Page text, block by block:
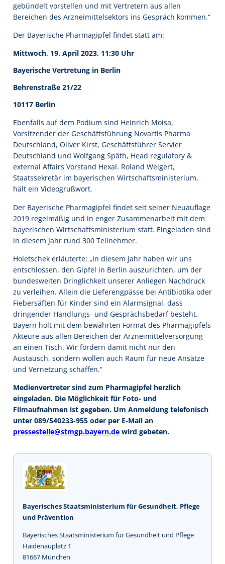
gebündelt vorstellen und mit Vertretern aus allen
Bereichen des Arzneimittelsektors ins Gespräch kommen.“
Der Bayerische Pharmagipfel findet statt am:
Mittwoch, 19. April 2023, 11:30 Uhr
Bayerische Vertretung in Berlin
Behrenstraße 21/22
10117 Berlin
Ebenfalls auf dem Podium sind Heinrich Moisa,
Vorsitzender der Geschäftsführung Novartis Pharma
Deutschland, Oliver Kirst, Geschäftsführer Servier
Deutschland und Wolfgang Späth, Head regulatory &
external Affairs Vorstand Hexal. Roland Weigert,
Staatssekretär im bayerischen Wirtschaftsministerium,
hält ein Videogrußwort.
Der Bayerische Pharmagipfel findet seit seiner Neuauflage
2019 regelmäßig und in enger Zusammenarbeit mit dem
bayerischen Wirtschaftsministerium statt. Eingeladen sind
in diesem Jahr rund 300 Teilnehmer.
Holetschek erläuterte: „In diesem Jahr haben wir uns
entschlossen, den Gipfel in Berlin auszurichten, um der
bundesweiten Dringlichkeit unserer Anliegen Nachdruck
zu verleihen. Allein die Lieferengpässe bei Antibiotika oder
Fiebersäften für Kinder sind ein Alarmsignal, dass
dringender Handlungs- und Gesprächsbedarf besteht.
Bayern holt mit dem bewährten Format des Pharmagipfels
Akteure aus allen Bereichen der Arzneimittelversorgung
an einen Tisch. Wir fördern damit nicht nur den
Austausch, sondern wollen auch Raum für neue Ansätze
und Vernetzung schaffen.“
Medienvertreter sind zum Pharmagipfel herzlich
eingeladen. Die Möglichkeit für Foto- und
Filmaufnahmen ist gegeben. Um Anmeldung telefonisch
unter 089/540233-955 oder per E-Mail an
pressestelle@stmgp.bayern.de wird gebeten.
Bayerisches Staatsministerium für Gesundheit, Pflege
und Prävention
Bayerisches Staatsministerium für Gesundheit und Pflege
Haidenauplatz 1
81667 München